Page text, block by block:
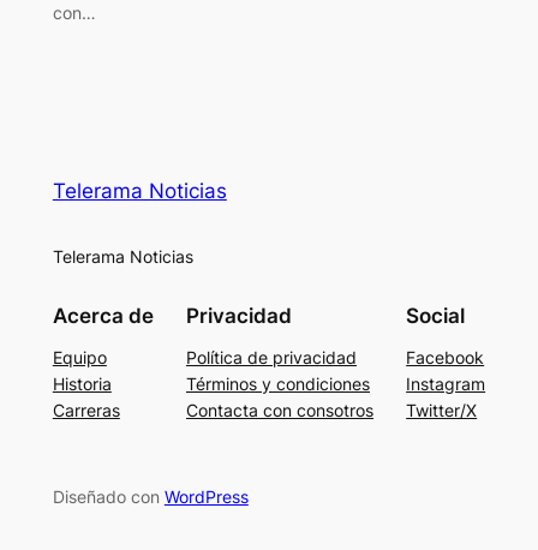
con…
Telerama Noticias
Telerama Noticias
Acerca de
Equipo
Historia
Carreras
Privacidad
Política de privacidad
Términos y condiciones
Contacta con consotros
Social
Facebook
Instagram
Twitter/X
Diseñado con WordPress